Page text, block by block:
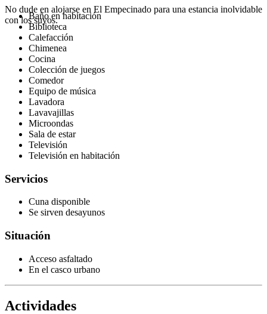
No dude en alojarse en El Empecinado para una estancia inolvidable
con los suyos.
Baño en habitación
Biblioteca
Calefacción
Chimenea
Cocina
Colección de juegos
Comedor
Equipo de música
Lavadora
Lavavajillas
Microondas
Sala de estar
Televisión
Televisión en habitación
Servicios
Cuna disponible
Se sirven desayunos
Situación
Acceso asfaltado
En el casco urbano
Actividades